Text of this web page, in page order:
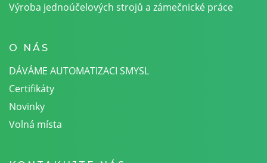
Výroba jednoúčelových strojů a zámečnické práce
O NÁS
DÁVÁME AUTOMATIZACI SMYSL
Certifikáty
Novinky
Volná místa